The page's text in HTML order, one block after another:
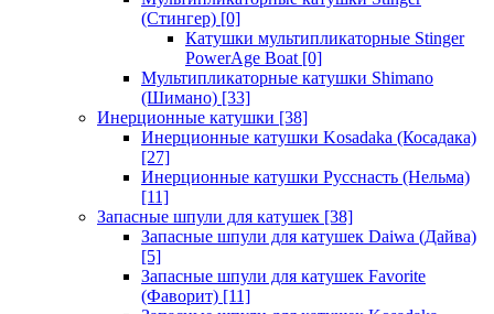
(Стингер) [0]
Катушки мультипликаторные Stinger
PowerAge Boat [0]
Мультипликаторные катушки Shimano
(Шимано) [33]
Инерционные катушки [38]
Инерционные катушки Kosadaka (Косадака)
[27]
Инерционные катушки Русснасть (Нельма)
[11]
Запасные шпули для катушек [38]
Запасные шпули для катушек Daiwa (Дайва)
[5]
Запасные шпули для катушек Favorite
(Фаворит) [11]